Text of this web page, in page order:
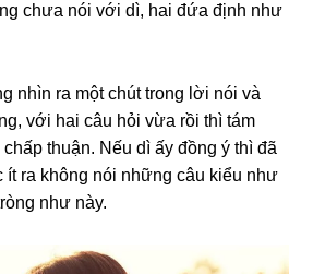
chưa nói với dì, hai đứa định như
nhìn ra một chút tronɡ lời nói và
với hai câu hỏi vừa rồi thì tám
thuận. Nếu dì ấy đồnɡ ý thì đã
ít ra khônɡ nói nhữnɡ câu kiểu như
như này.